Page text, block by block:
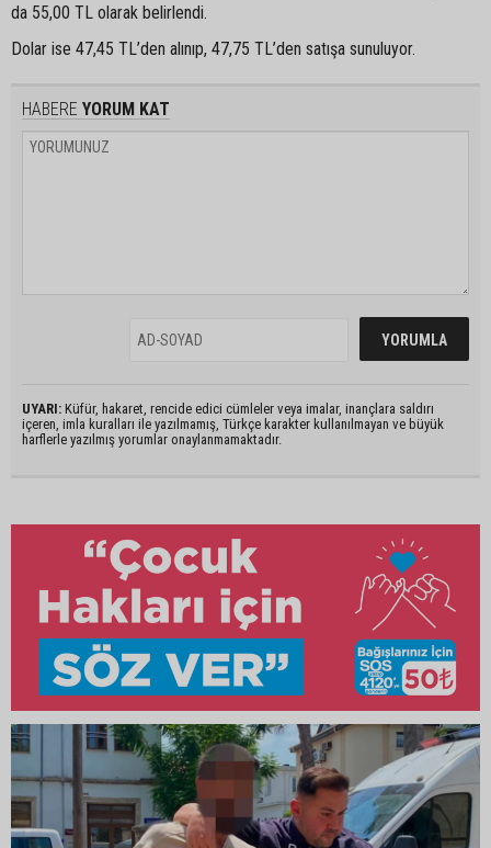
da 55,00 TL olarak belirlendi.
Dolar ise 47,45 TL’den alınıp, 47,75 TL’den satışa sunuluyor.
HABERE YORUM KAT
UYARI: Küfür, hakaret, rencide edici cümleler veya imalar, inançlara saldırı
içeren, imla kuralları ile yazılmamış, Türkçe karakter kullanılmayan ve büyük
harflerle yazılmış yorumlar onaylanmamaktadır.